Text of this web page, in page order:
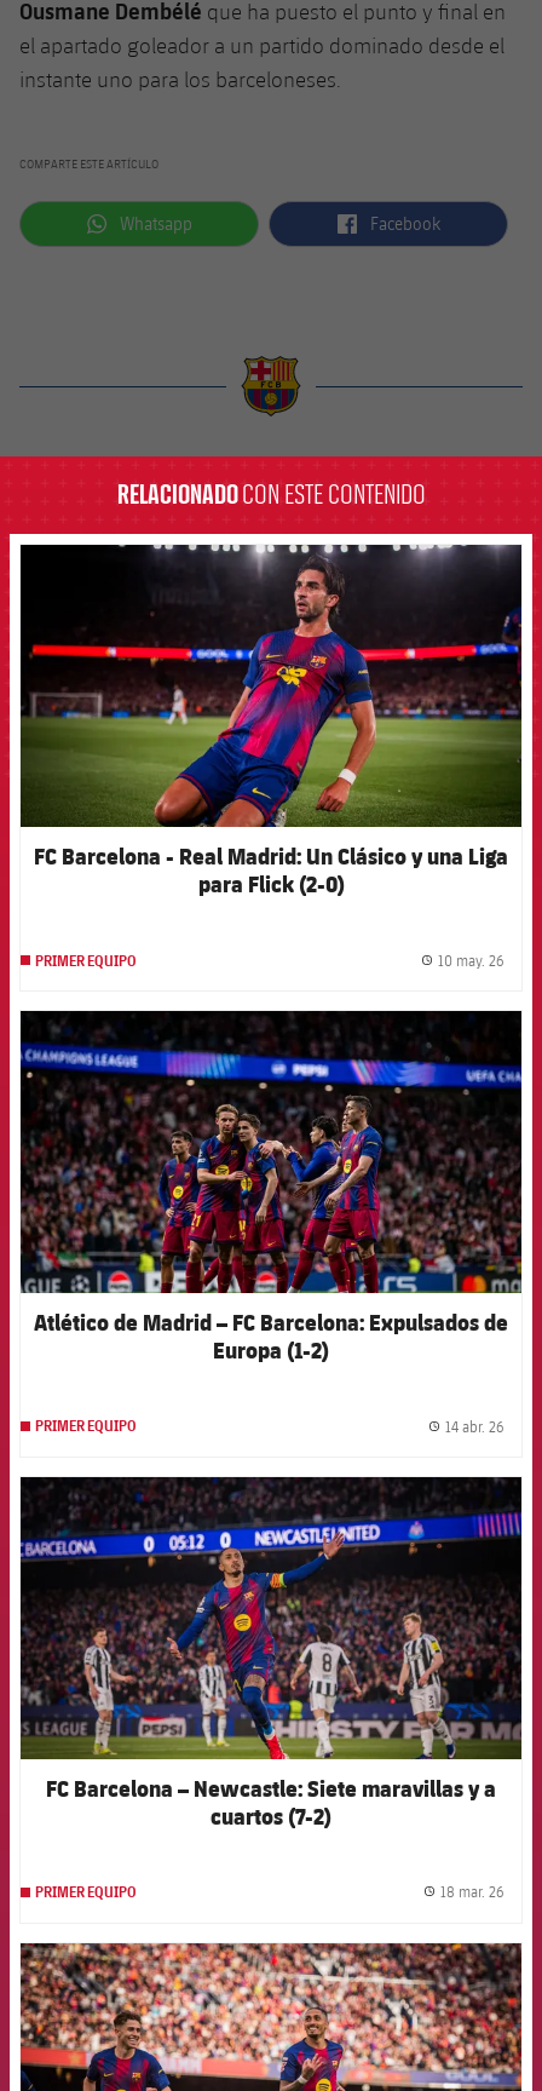
Ousmane Dembélé que ha puesto el punto y final en
el apartado goleador a un partido dominado desde el
instante uno para los barceloneses.
COMPARTE ESTE ARTÍCULO
label.aria.whatsapp
Whatsapp label.aria.facebook
Facebook
RELACIONADOCON ESTE CONTENIDO
FCB Barcelona badge
FC Barcelona - Real Madrid: Un Clásico y una Liga
para Flick (2-0)
PRIMER EQUIPO 10 may. 26
FCB Barcelona badge
Atlético de Madrid – FC Barcelona: Expulsados de
Europa (1-2)
PRIMER EQUIPO 14 abr. 26
FCB Barcelona badge
FC Barcelona – Newcastle: Siete maravillas y a
cuartos (7-2)
PRIMER EQUIPO 18 mar. 26
FCB Barcelona badge